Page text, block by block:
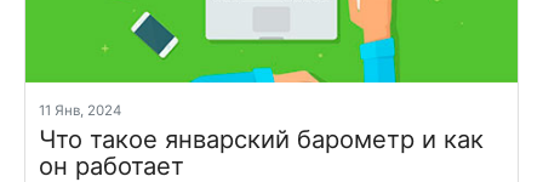
11 Янв, 2024
Что такое январский барометр и как
он работает